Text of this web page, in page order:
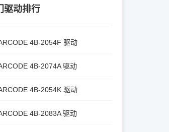
驱动排行
4B-2054F 驱动
4B-2074A 驱动
4B-2054K 驱动
4B-2083A 驱动